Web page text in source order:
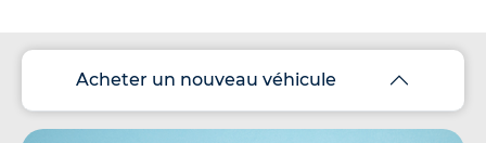
Acheter un nouveau véhicule